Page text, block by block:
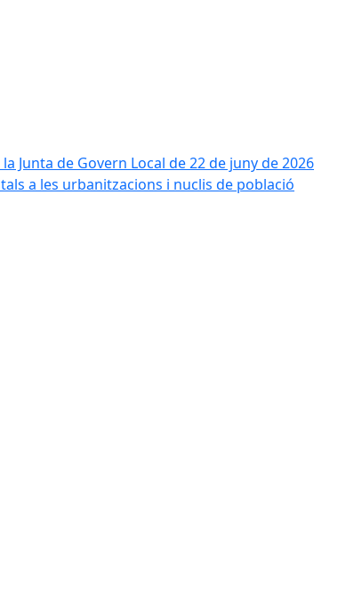
Junta de Govern Local de 22 de juny de 2026
a les urbanitzacions i nuclis de població